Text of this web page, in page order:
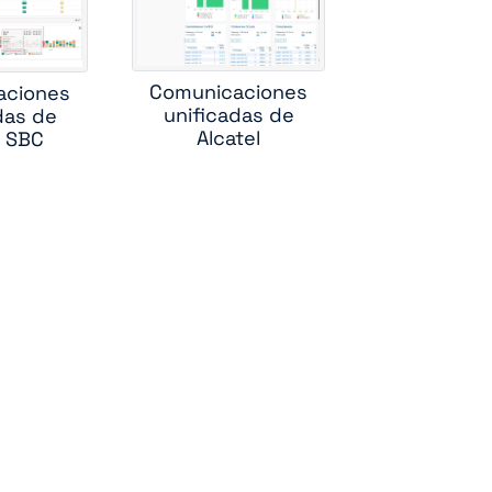
de
Comunicaciones
unificadas de
Alcatel